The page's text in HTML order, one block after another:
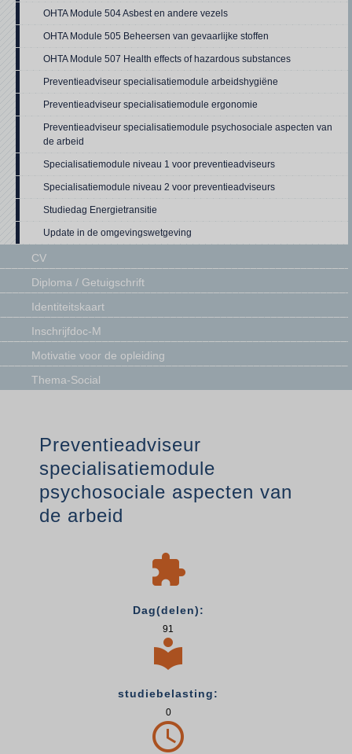
OHTA Module 504 Asbest en andere vezels
OHTA Module 505 Beheersen van gevaarlijke stoffen
OHTA Module 507 Health effects of hazardous substances
Preventieadviseur specialisatiemodule arbeidshygiëne
Preventieadviseur specialisatiemodule ergonomie
Preventieadviseur specialisatiemodule psychosociale aspecten van
de arbeid
Specialisatiemodule niveau 1 voor preventieadviseurs
Specialisatiemodule niveau 2 voor preventieadviseurs
Studiedag Energietransitie
Update in de omgevingswetgeving
CV
Diploma / Getuigschrift
Identiteitskaart
Inschrijfdoc-M
Motivatie voor de opleiding
Thema-Social
Preventieadviseur
specialisatiemodule
psychosociale aspecten van
de arbeid

Dag(delen):
91

studiebelasting:
0
